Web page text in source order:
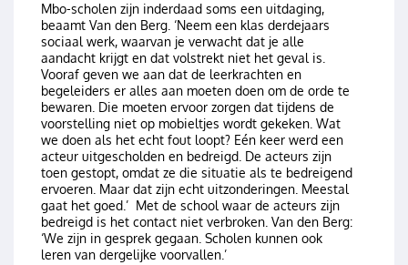
Mbo-scholen zijn inderdaad soms een uitdaging,
beaamt Van den Berg. ‘Neem een klas derdejaars
sociaal werk, waarvan je verwacht dat je alle
aandacht krijgt en dat volstrekt niet het geval is.
Vooraf geven we aan dat de leerkrachten en
begeleiders er alles aan moeten doen om de orde te
bewaren. Die moeten ervoor zorgen dat tijdens de
voorstelling niet op mobieltjes wordt gekeken. Wat
we doen als het echt fout loopt? Eén keer werd een
acteur uitgescholden en bedreigd. De acteurs zijn
toen gestopt, omdat ze die situatie als te bedreigend
ervoeren. Maar dat zijn echt uitzonderingen. Meestal
gaat het goed.’ Met de school waar de acteurs zijn
bedreigd is het contact niet verbroken. Van den Berg:
‘We zijn in gesprek gegaan. Scholen kunnen ook
leren van dergelijke voorvallen.’